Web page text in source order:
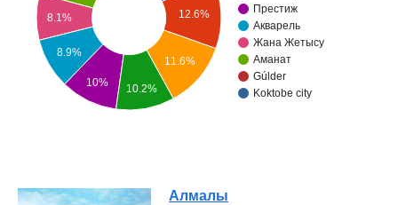
Объявления
Кабинет
Престиж
Акварель
Жана Жетысу
Аманат
Gúlder
Koktobe city
12.6%
11.6%
8.1%
8.9%
10%
10.2%
Алмалы